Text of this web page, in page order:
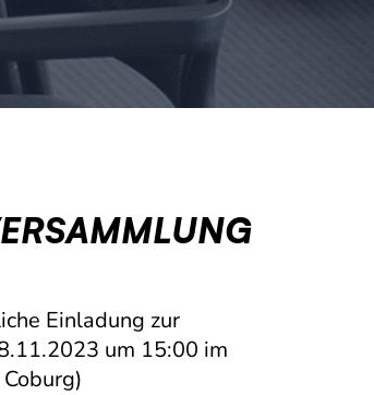
Einladung zur
um 15:00 im